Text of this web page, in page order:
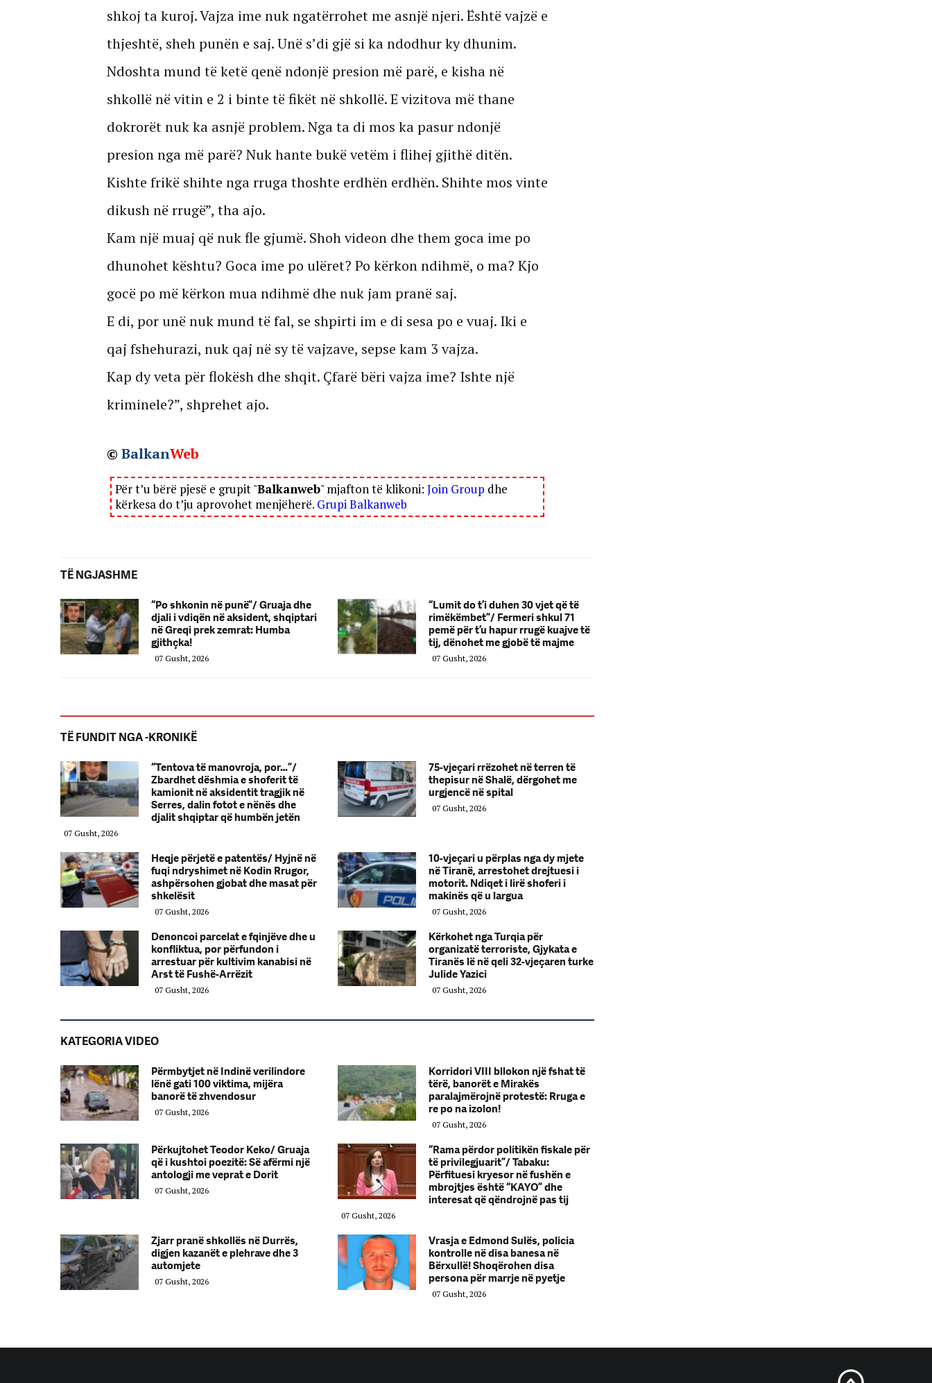
shkoj ta kuroj. Vajza ime nuk ngatërrohet me asnjë njeri. Është vajzë e
thjeshtë, sheh punën e saj. Unë s’di gjë si ka ndodhur ky dhunim.
Ndoshta mund të ketë qenë ndonjë presion më parë, e kisha në
shkollë në vitin e 2 i binte të fikët në shkollë. E vizitova më thane
dokrorët nuk ka asnjë problem. Nga ta di mos ka pasur ndonjë
presion nga më parë? Nuk hante bukë vetëm i flihej gjithë ditën.
Kishte frikë shihte nga rruga thoshte erdhën erdhën. Shihte mos vinte
dikush në rrugë”, tha ajo.
Kam një muaj që nuk fle gjumë. Shoh videon dhe them goca ime po
dhunohet kështu? Goca ime po ulëret? Po kërkon ndihmë, o ma? Kjo
gocë po më kërkon mua ndihmë dhe nuk jam pranë saj.
E di, por unë nuk mund të fal, se shpirti im e di sesa po e vuaj. Iki e
qaj fshehurazi, nuk qaj në sy të vajzave, sepse kam 3 vajza.
Kap dy veta për flokësh dhe shqit. Çfarë bëri vajza ime? Ishte një
kriminele?”, shprehet ajo.
© BalkanWeb
Për t’u bërë pjesë e grupit "Balkanweb" mjafton të klikoni: Join Group dhe
kërkesa do t’ju aprovohet menjëherë. Grupi Balkanweb
TË NGJASHME
“Po shkonin në punë”/ Gruaja dhe
djali i vdiqën në aksident, shqiptari
në Greqi prek zemrat: Humba
gjithçka!
07 Gusht, 2026
“Lumit do t’i duhen 30 vjet që të
rimëkëmbet”/ Fermeri shkul 71
pemë për t’u hapur rrugë kuajve të
tij, dënohet me gjobë të majme
07 Gusht, 2026
TË FUNDIT NGA -KRONIKË
“Tentova të manovroja, por…”/
Zbardhet dëshmia e shoferit të
kamionit në aksidentit tragjik në
Serres, dalin fotot e nënës dhe
djalit shqiptar që humbën jetën
07 Gusht, 2026
75-vjeçari rrëzohet në terren të
thepisur në Shalë, dërgohet me
urgjencë në spital
07 Gusht, 2026
Heqje përjetë e patentës/ Hyjnë në
fuqi ndryshimet në Kodin Rrugor,
ashpërsohen gjobat dhe masat për
shkelësit
07 Gusht, 2026
10-vjeçari u përplas nga dy mjete
në Tiranë, arrestohet drejtuesi i
motorit. Ndiqet i lirë shoferi i
makinës që u largua
07 Gusht, 2026
Denoncoi parcelat e fqinjëve dhe u
konfliktua, por përfundon i
arrestuar për kultivim kanabisi në
Arst të Fushë-Arrëzit
07 Gusht, 2026
Kërkohet nga Turqia për
organizatë terroriste, Gjykata e
Tiranës lë në qeli 32-vjeçaren turke
Julide Yazici
07 Gusht, 2026
KATEGORIA VIDEO
Përmbytjet në Indinë verilindore
lënë gati 100 viktima, mijëra
banorë të zhvendosur
07 Gusht, 2026
Korridori VIII bllokon një fshat të
tërë, banorët e Mirakës
paralajmërojnë protestë: Rruga e
re po na izolon!
07 Gusht, 2026
Përkujtohet Teodor Keko/ Gruaja
që i kushtoi poezitë: Së afërmi një
antologji me veprat e Dorit
07 Gusht, 2026
“Rama përdor politikën fiskale për
të privilegjuarit”/ Tabaku:
Përfituesi kryesor në fushën e
mbrojtjes është “KAYO” dhe
interesat që qëndrojnë pas tij
07 Gusht, 2026
Zjarr pranë shkollës në Durrës,
digjen kazanët e plehrave dhe 3
automjete
07 Gusht, 2026
Vrasja e Edmond Sulës, policia
kontrolle në disa banesa në
Bërxullë! Shoqërohen disa
persona për marrje në pyetje
07 Gusht, 2026